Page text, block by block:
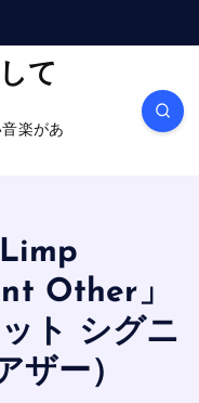
楽があ
Other」
ト シグニ
ザー）